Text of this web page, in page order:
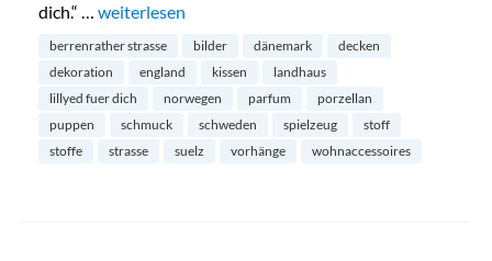
dich.“ … „lillyed in der Berrenrather Straße“
weiterlesen
berrenrather strasse bilder dänemark
decken
dekoration
england kissen
landhaus
lillyed fuer dich
norwegen parfum
porzellan
puppen
schmuck schweden spielzeug
stoff
stoffe
strasse suelz vorhänge wohnaccessoires